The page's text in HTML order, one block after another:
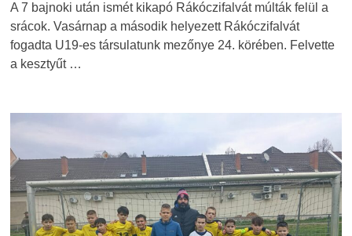
A 7 bajnoki után ismét kikapó Rákóczifalvát múlták felül a
srácok. Vasárnap a második helyezett Rákóczifalvát
fogadta U19-es társulatunk mezőnye 24. körében. Felvette
a kesztyűt …